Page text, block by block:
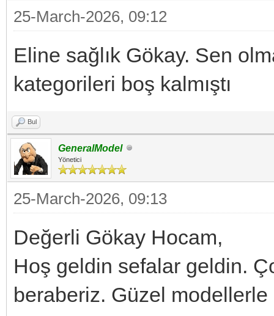
25-March-2026, 09:12
Eline sağlık Gökay. Sen
kategorileri boş kalmıştı
Bul
GeneralModel
Yönetici
25-March-2026, 09:13
Değerli Gökay Hocam,
Hoş geldin sefalar geldin.
beraberiz. Güzel